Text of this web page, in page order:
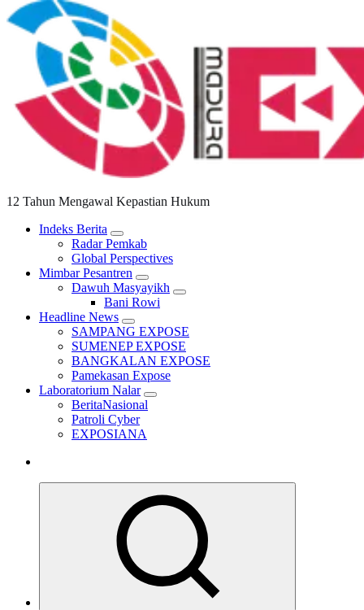
12 Tahun Mengawal Kepastian Hukum
Indeks Berita
Radar Pemkab
Global Perspectives
Mimbar Pesantren
Dawuh Masyayikh
Bani Rowi
Headline News
SAMPANG EXPOSE
SUMENEP EXPOSE
BANGKALAN EXPOSE
Pamekasan Expose
Laboratorium Nalar
BeritaNasional
Patroli Cyber
EXPOSIANA